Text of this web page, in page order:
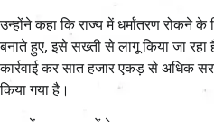
उन्होंने कहा कि राज्य में धर्मांतरण रोकने
बनाते हुए, इसे सख्ती से लागू किया जा
कार्रवाई कर सात हजार एकड़ से अधिक
किया गया है।